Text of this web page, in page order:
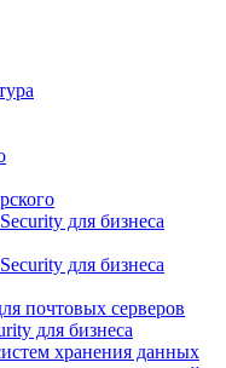
для бизнеса
для бизнеса
почтовых серверов
для бизнеса
хранения данных